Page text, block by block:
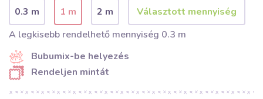
0.3 m 1 m
2 m
A legkisebb rendelhető mennyiség 0.3 m
Bubumix-be helyezés
Rendeljen mintát